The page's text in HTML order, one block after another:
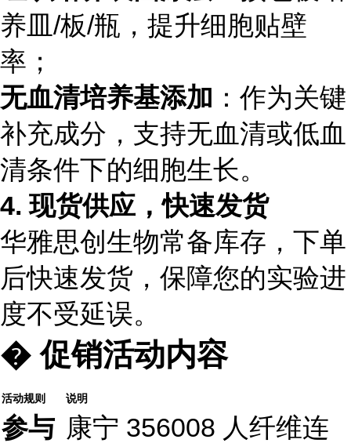
养皿/板/瓶，提升细胞贴壁
率；
无血清培养基添加 ：作为关键
补充成分，支持无血清或低血
清条件下的细胞生长。
4. 现货供应，快速发货
华雅思创生物常备库存，下单
后快速发货，保障您的实验进
度不受延误。
� 促销活动内容
活动规则 说明
参与 康宁 356008 人纤维连